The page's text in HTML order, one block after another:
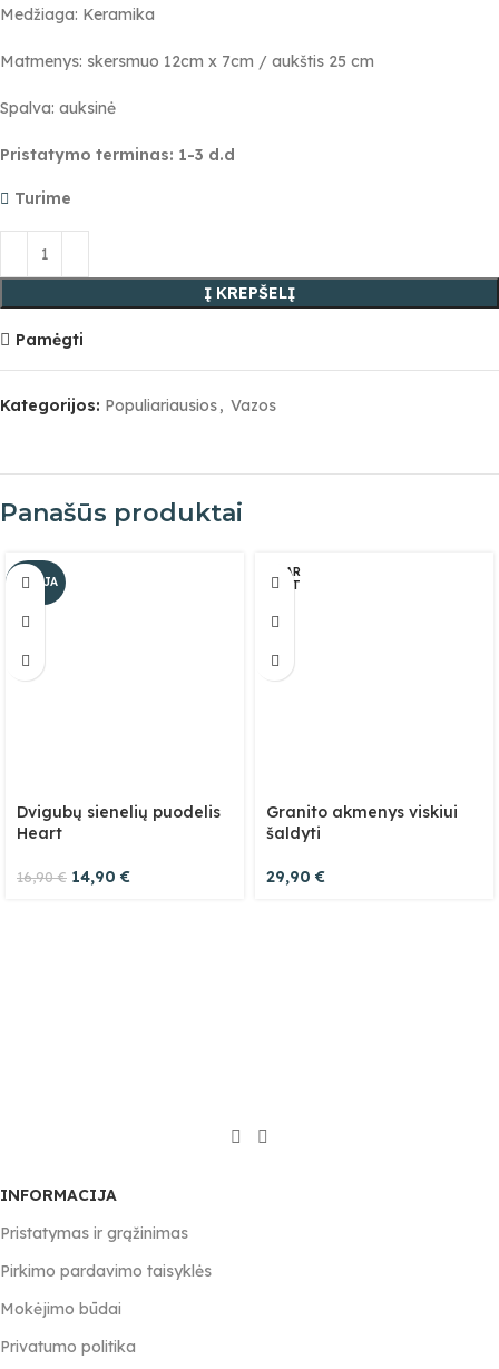
Medžiaga: Keramika
Matmenys: skersmuo 12cm x 7cm / aukštis 25 cm
Spalva: auksinė
Pristatymo terminas: 1-3 d.d
Turime
Į KREPŠELĮ
Pamėgti
Kategorijos: Populiariausios, Vazos
Panašūs produktai
AKCIJA
Dvigubų sienelių puodelis
Heart
16,90€ 14,90 €
IŠPAR
DUOT
Granito akmenys viskiui
šaldyti
29,90 €
INFORMACIJA
Pristatymas ir grąžinimas
Pirkimo pardavimo taisyklės
Mokėjimo būdai
Privatumo politika